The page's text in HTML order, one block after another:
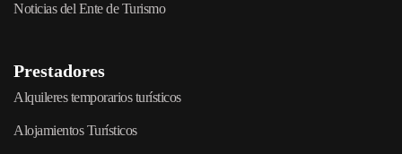
Noticias del Ente de Turismo
Prestadores
Alquileres temporarios turísticos
Alojamientos Turísticos